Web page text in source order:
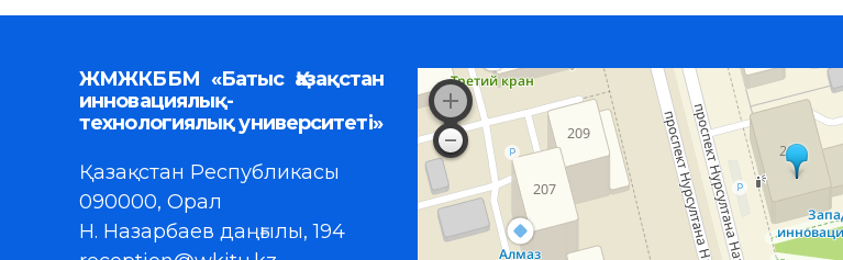
ЖМЖКББМ «Батыс Қазақстан
инновациялық-
технологиялық университеті»
Қазақстан Республикасы
090000, Орал
Н. Назарбаев даңғылы, 194